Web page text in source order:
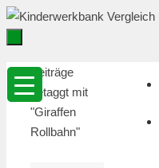
Zum
Inhalt
springen
Startseite
Beiträge
getaggt mit
"Giraffen
Rollbahn"